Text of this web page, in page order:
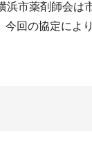
市薬剤師会は
回の協定によ